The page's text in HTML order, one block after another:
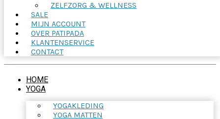
ZELFZORG & WELLNESS
SALE
MIJN ACCOUNT
OVER PATIPADA
KLANTENSERVICE
CONTACT
HOME
YOGA
YOGAKLEDING
YOGA MATTEN